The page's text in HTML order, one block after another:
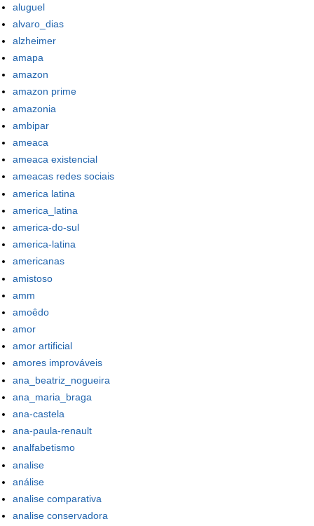
aluguel
alvaro_dias
alzheimer
amapa
amazon
amazon prime
amazonia
ambipar
ameaca
ameaca existencial
ameacas redes sociais
america latina
america_latina
america-do-sul
america-latina
americanas
amistoso
amm
amoêdo
amor
amor artificial
amores improváveis
ana_beatriz_nogueira
ana_maria_braga
ana-castela
ana-paula-renault
analfabetismo
analise
análise
analise comparativa
analise conservadora